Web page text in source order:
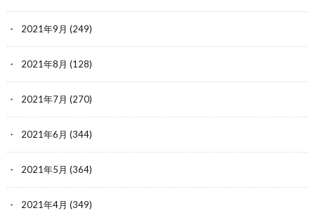
2021年9月 (249)
2021年8月 (128)
2021年7月 (270)
2021年6月 (344)
2021年5月 (364)
2021年4月 (349)